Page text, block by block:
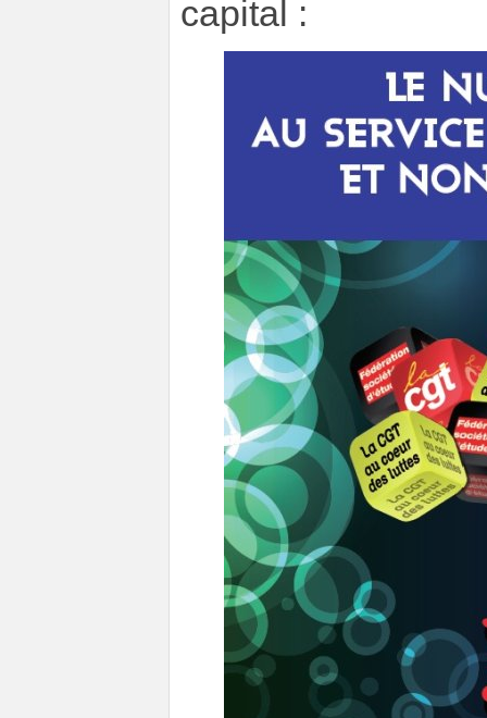
capital :